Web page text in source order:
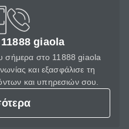
giaola
σήμερα στο 11888 giaola
και εξασφάλισε τη
και υπηρεσιών σου.